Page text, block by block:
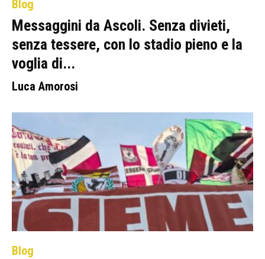
Blog
Messaggini da Ascoli. Senza divieti,
senza tessere, con lo stadio pieno e la
voglia di...
Luca Amorosi
Blog